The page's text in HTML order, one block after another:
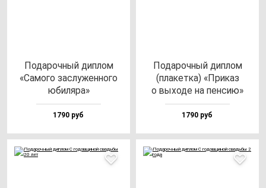
Пода­роч­ный дип­лом
«Само­го зас­лу­жен­но­го
юби­ля­ра»
1790 руб
Пода­роч­ный дип­лом
(пла­кет­ка) «При­каз
о вы­хо­де на пен­сию»
1790 руб